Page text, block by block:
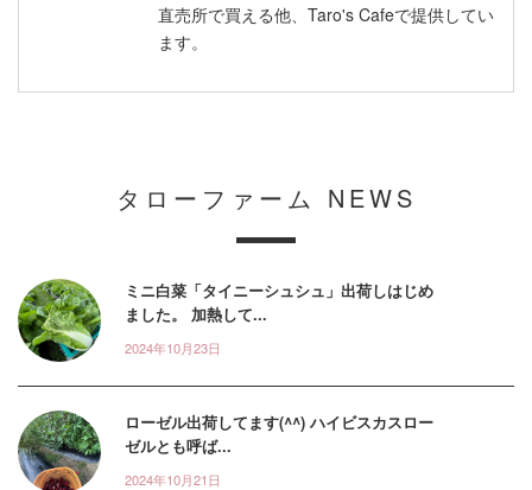
直売所で買える他、Taro's Cafeで提供してい
ます。
タローファーム NEWS
ミニ白菜「タイニーシュシュ」出荷しはじめ
ました。 加熱して...
2024年10月23日
ローゼル出荷してます(^^) ハイビスカスロー
ゼルとも呼ば...
2024年10月21日